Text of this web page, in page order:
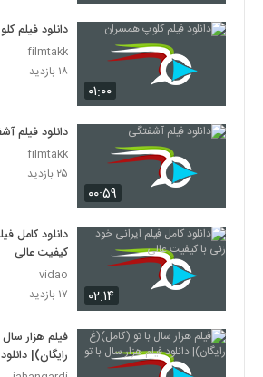
دانلود فیلم اطراف آرامش
۴۶۳ بازدید
دانلود فیلم بغض با کیفیت
دانلود فیلم قصه پریا به
دانلود فیلم نیمه شب اتفاق
۱,۵۴۹ بازدید
فیلم ایرانی فرزند چهارم
۹۶۶ بازدید
۰۱:۰۰
دانلود فیلم
filmtakk
۱۸ بازدید
۰۰:۵۹
دانلود فیلم
filmtakk
۲۵ بازدید
۰۲:۱۴
دانلود کامل
کیفیت عالی
vidao
۱۷ بازدید
فیلم هزار
رایگان)|